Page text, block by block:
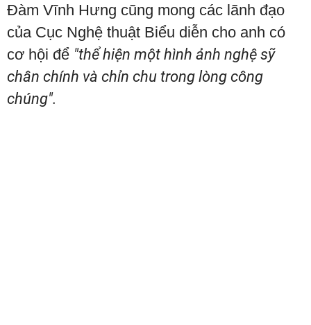
Đàm Vĩnh Hưng cũng mong các lãnh đạo
của Cục Nghệ thuật Biểu diễn cho anh có
cơ hội để "thể hiện một hình ảnh nghệ sỹ
chân chính và chỉn chu trong lòng công
chúng".